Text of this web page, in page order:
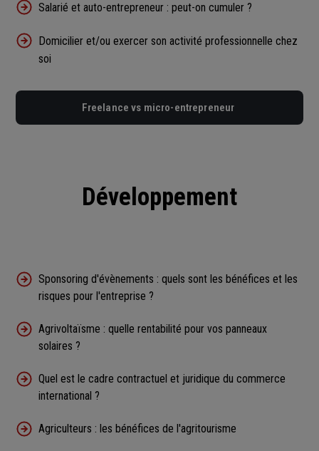
Salarié et auto-entrepreneur : peut-on cumuler ?
Domicilier et/ou exercer son activité professionnelle chez
soi
Freelance vs micro-entrepreneur
Développement
Sponsoring d'évènements : quels sont les bénéfices et les
risques pour l'entreprise ?
Agrivoltaïsme : quelle rentabilité pour vos panneaux
solaires ?
Quel est le cadre contractuel et juridique du commerce
international ?
Agriculteurs : les bénéfices de l'agritourisme